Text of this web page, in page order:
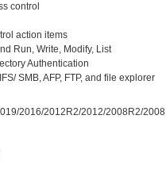
control
action items
Run, Write, Modify, List
Authentication
SMB, AFP, FTP, and file explorer
2016/2012R2/2012/2008R2/2008